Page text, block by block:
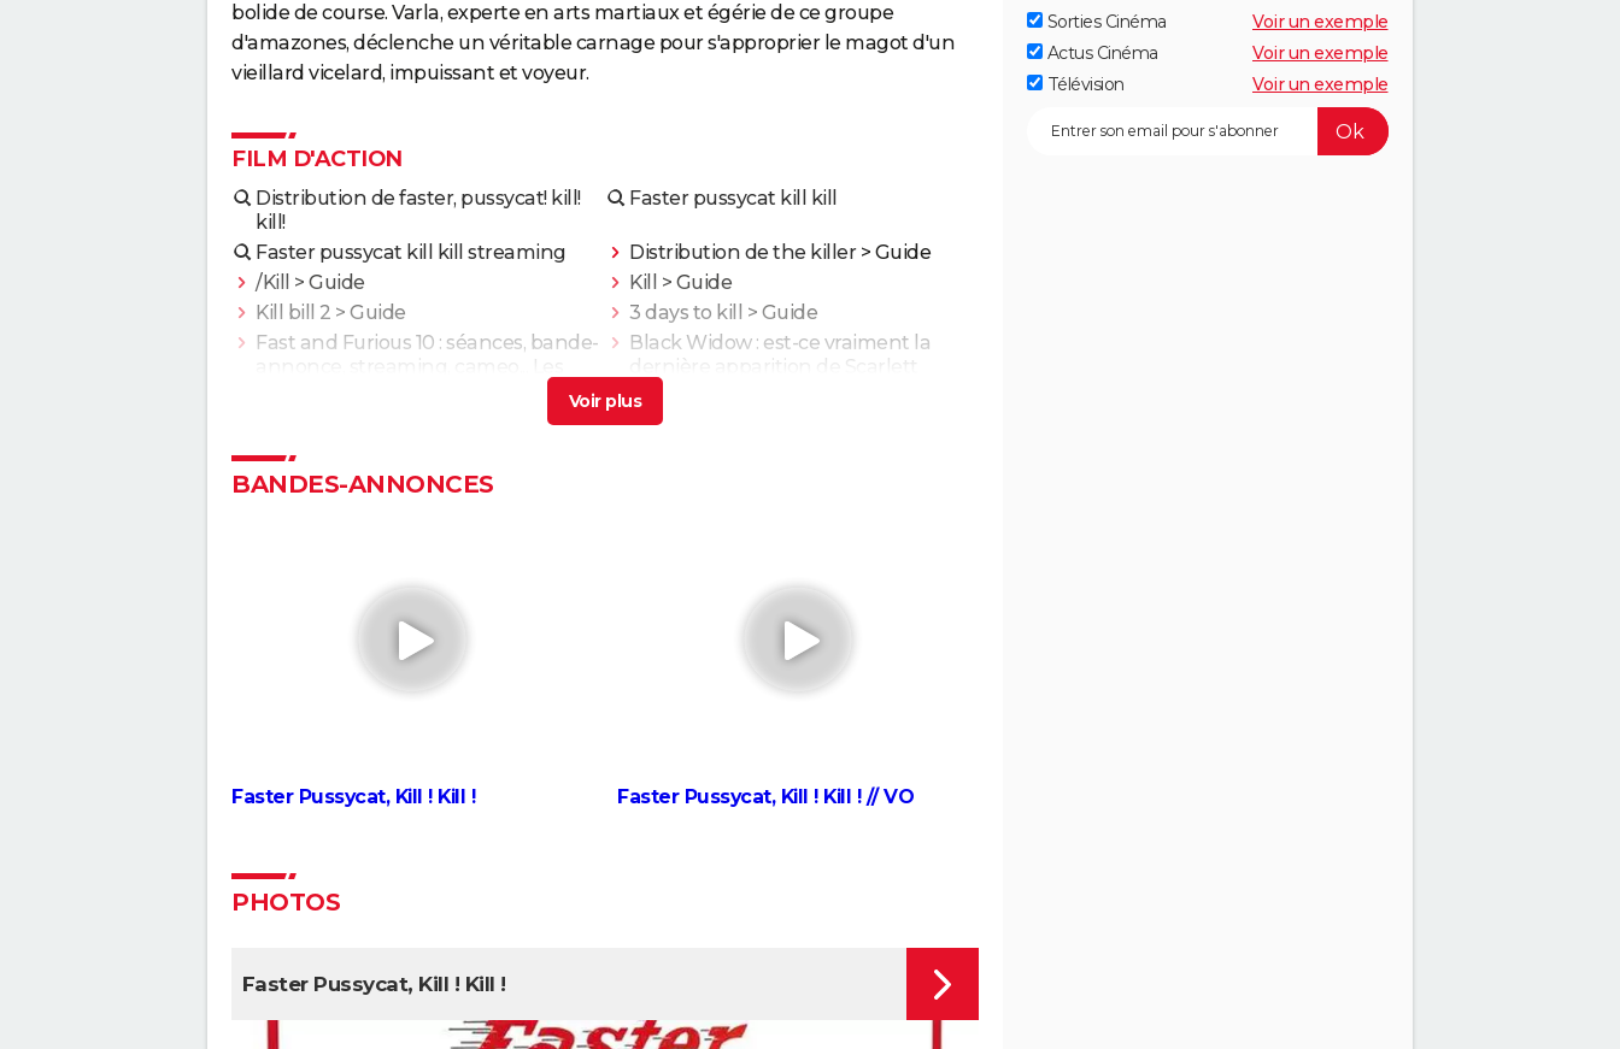
bolide de course. Varla, experte en arts martiaux et égérie de ce groupe
d'amazones, déclenche un véritable carnage pour s'approprier le magot d'un
vieillard vicelard, impuissant et voyeur.
FILM D'ACTION
Distribution de faster, pussycat! kill!
kill!
Faster pussycat kill kill
Faster pussycat kill kill streaming Distribution de the killer> Guide
/Kill
> Guide Kill
> Guide
Kill bill 2 > Guide 3 days to kill > Guide
Fast and Furious 10 : séances, bande-
annonce, streaming, cameo... Les
Black Widow : est-ce vraiment la
dernière apparition de Scarlett
Johansson chez Marvel ?
Justice League : il existe une autre
à l'original
Les 4 Fantastiques : le film est-il la
Jurassic World Renaissance :
saga avant de voir ce film ?
pensent les critiques
Everything Everywhere All at once :
explication du film aux 7 Oscars et
Mission Impossible 8 : Tom Cruise
refuse de répondre à cette question
Avengers Doomsday : la bande-
Tomb Raider : synopsis, Alicia
Shang Chi : synopsis, casting, scènes
post-générique, streaming, critiques,
streaming, avis... Tout sur le film avec
Tom Hardy
Ant-Man 3 : critiques, scène post-
générique, bande-annonce, casting...
BANDES-ANNONCES
Faster Pussycat, Kill ! Kill ! Faster Pussycat, Kill ! Kill ! // VO
PHOTOS
Faster Pussycat, Kill ! Kill !
Sorties Cinéma
Voir un exemple
Actus Cinéma
Voir un exemple
Télévision
Voir un exemple